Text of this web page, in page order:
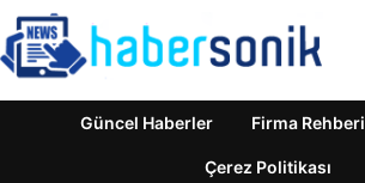
Güncel Haberler Firma Rehberi
Çerez Politikası